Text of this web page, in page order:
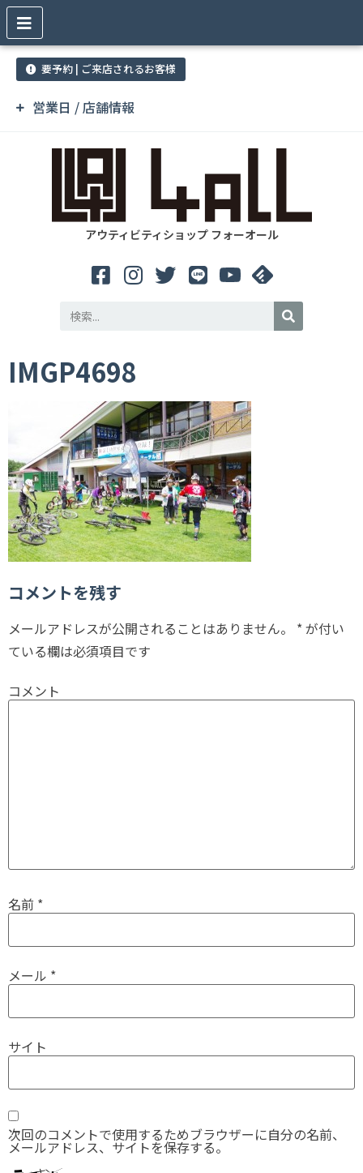
営業日 / 店舗情報
要予約 | ご来店されるお客様
アウティビティショップ フォーオール
IMGP4698
コメントを残す
メールアドレスが公開されることはありません。 *が付い
ている欄は必須項目です
コメント
名前 *
メール *
サイト
次回のコメントで使用するためブラウザーに自分の名前、
メールアドレス、サイトを保存する。